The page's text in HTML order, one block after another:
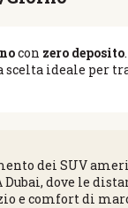
con zero deposito
scelta ideale
dei SUV
dove le
e comfort di